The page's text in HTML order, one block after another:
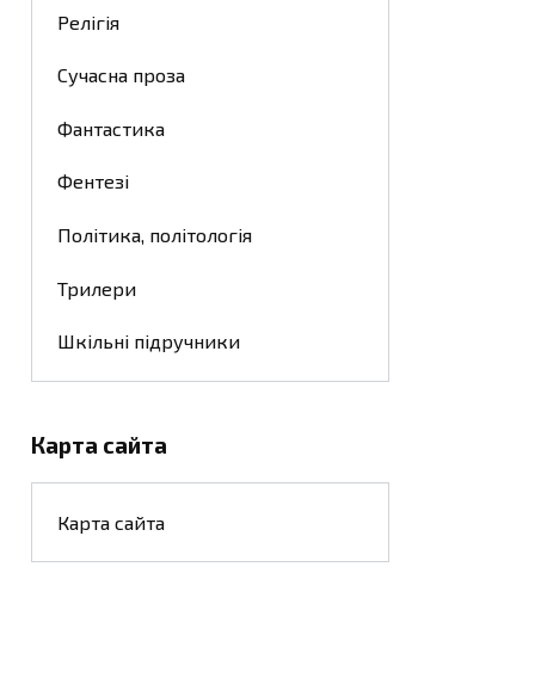
Релігія
Сучасна проза
Фантастика
Фентезі
Політика, політологія
Трилери
Шкільні підручники
Карта сайта
Карта сайта